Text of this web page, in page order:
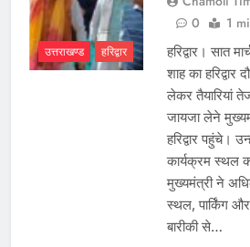
उत्तराखण्ड हरिद्वार
0
1
हरिद्वार। सात
शाह का हरिद्वार
लेकर तैयारियां
जायजा लेने
हरिद्वार पहुंचे।
कार्यक्रम स्थल
मुख्यमंत्री ने
स्थल, पार्किंग
बारीकी से…